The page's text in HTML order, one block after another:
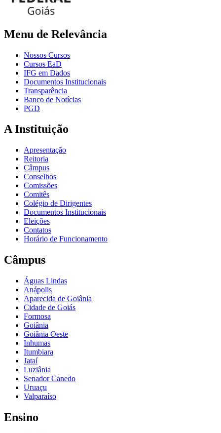
Menu de Relevância
Nossos Cursos
Cursos EaD
IFG em Dados
Documentos Institucionais
Transparência
Banco de Notícias
PGD
A Instituição
Apresentação
Reitoria
Câmpus
Conselhos
Comissões
Comitês
Colégio de Dirigentes
Documentos Institucionais
Eleições
Contatos
Horário de Funcionamento
Câmpus
Águas Lindas
Anápolis
Aparecida de Goiânia
Cidade de Goiás
Formosa
Goiânia
Goiânia Oeste
Inhumas
Itumbiara
Jataí
Luziânia
Senador Canedo
Uruaçu
Valparaíso
Ensino